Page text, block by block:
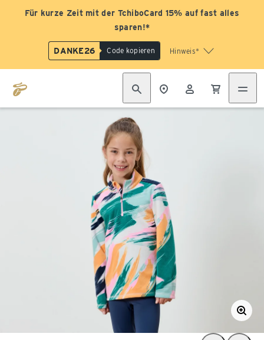
Für kurze Zeit mit der TchiboCard 15% auf fast alles
sparen!*
DANKE26 Code kopieren Hinweis*